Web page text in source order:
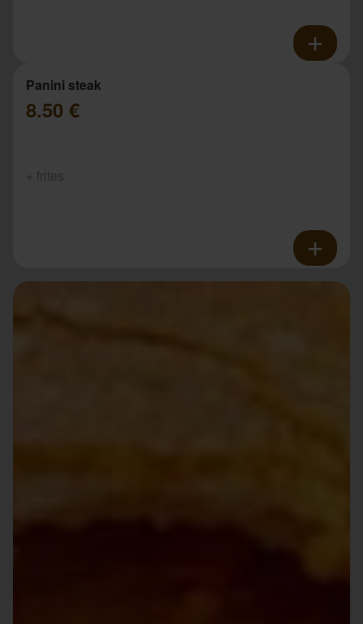
Panini steak
8.50 €